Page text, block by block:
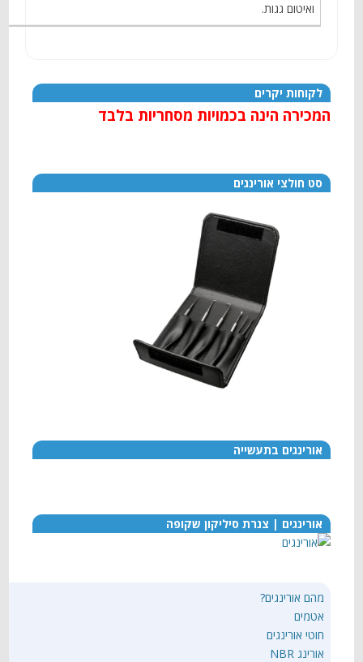
ואיטום גגות.
לקוחות יקרים
המכירה הינה בכמויות מסחריות בלבד
סט חולצי אורינגים
אורינגים בתעשייה
אורינגים | צנרת סיליקון שקופה
מהם אורינגים?
אטמים
חוטי אורינגים
אורינג NBR